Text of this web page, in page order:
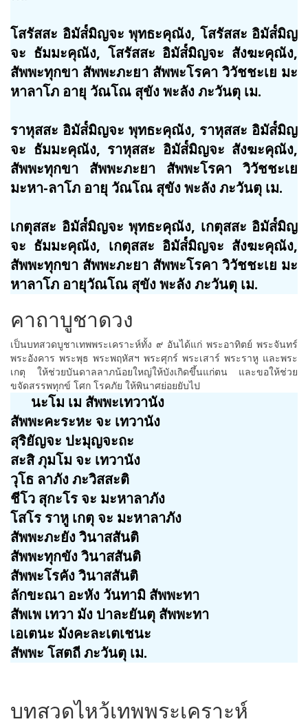
โสรัสสะ อิมัส๎มิญจะ พุทธะคุณัง, โสรัสสะ อิมัส๎มิญ
จะ ธัมมะคุณัง, โสรัสสะ อิมัส๎มิญจะ สังฆะคุณัง,
สัพพะทุกขา สัพพะภะยา สัพพะโรคา วิวัชชะเย มะ
หาลาโภ อายุ วัณโณ สุขัง พะลัง ภะวันตุ เม.
ราหุสสะ อิมัส๎มิญจะ พุทธะคุณัง, ราหุสสะ อิมัส๎มิญ
จะ ธัมมะคุณัง, ราหุสสะ อิมัส๎มิญจะ สังฆะคุณัง,
สัพพะทุกขา สัพพะภะยา สัพพะโรคา วิวัชชะเย
มะหา-ลาโภ อายุ วัณโณ สุขัง พะลัง ภะวันตุ เม.
เกตุสสะ อิมัส๎มิญจะ พุทธะคุณัง, เกตุสสะ อิมัส๎มิญ
จะ ธัมมะคุณัง, เกตุสสะ อิมัส๎มิญจะ สังฆะคุณัง,
สัพพะทุกขา สัพพะภะยา สัพพะโรคา วิวัชชะเย มะ
หาลาโภ อายุวัณโณ สุขัง พะลัง ภะวันตุ เม.
คาถาบูชาดวง
เป็นบทสวดบูชาเทพพระเคราะห์ทั้ง ๙ อันได้แก่ พระอาทิตย์ พระจันทร์
พระอังคาร พระพุธ พระพฤหัสฯ พระศุกร์ พระเสาร์ พระราหู และพระ
เกตุ ให้ช่วยบันดาลลาภน้อยใหญ่ให้บังเกิดขึ้นแก่ตน และขอให้ช่วย
ขจัดสรรพทุกข์ โศก โรคภัย ให้พินาศย่อยยับไป
นะโม เม สัพพะเทวานัง
สัพพะคะระหะ จะ เทวานัง
สุริยัญจะ ปะมุญจะถะ
สะสิ ภุมโม จะ เทวานัง
วุโธ ลาภัง ภะวิสสะติ
ชีโว สุกะโร จะ มะหาลาภัง
โสโร ราหู เกตุ จะ มะหาลาภัง
สัพพะภะยัง วินาสสันติ
สัพพะทุกขัง วินาสสันติ
สัพพะโรคัง วินาสสันติ
ลักขะณา อะหัง วันทามิ สัพพะทา
สัพเพ เทวา มัง ปาละยันตุ สัพพะทา
เอเตนะ มังคะละเตเชนะ
สัพพะ โสตถี ภะวันตุ เม.
บทสวดไหว้เทพพระเคราะห์